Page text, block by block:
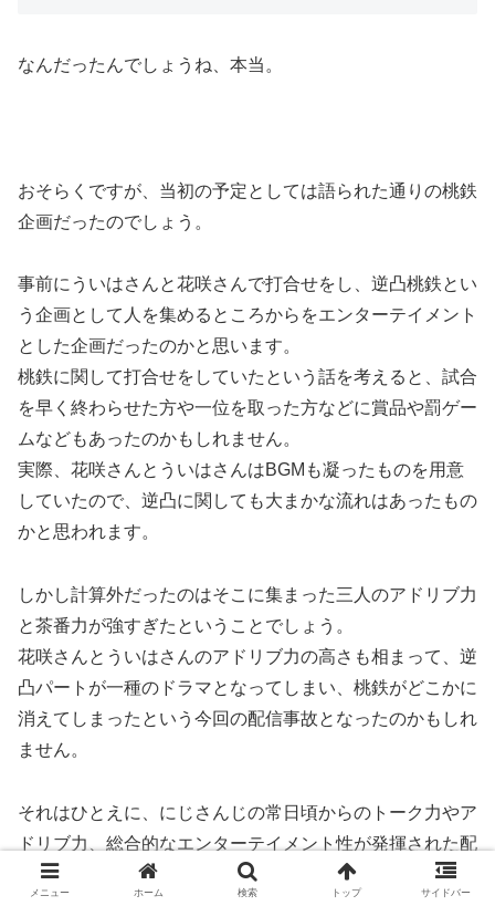
なんだったんでしょうね、本当。
おそらくですが、当初の予定としては語られた通りの桃鉄
企画だったのでしょう。
事前にういはさんと花咲さんで打合せをし、逆凸桃鉄とい
う企画として人を集めるところからをエンターテイメント
とした企画だったのかと思います。
桃鉄に関して打合せをしていたという話を考えると、試合
を早く終わらせた方や一位を取った方などに賞品や罰ゲー
ムなどもあったのかもしれません。
実際、花咲さんとういはさんはBGMも凝ったものを用意
していたので、逆凸に関しても大まかな流れはあったもの
かと思われます。
しかし計算外だったのはそこに集まった三人のアドリブ力
と茶番力が強すぎたということでしょう。
花咲さんとういはさんのアドリブ力の高さも相まって、逆
凸パートが一種のドラマとなってしまい、桃鉄がどこかに
消えてしまったという今回の配信事故となったのかもしれ
ません。
それはひとえに、にじさんじの常日頃からのトーク力やア
ドリブ力、総合的なエンターテイメント性が発揮された配
信だったのかと思います。
メニュー ホーム 検索 トップ サイドバー